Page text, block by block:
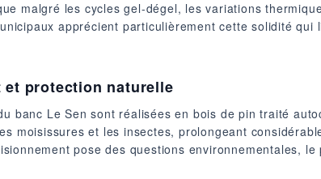
malgré les cycles gel-dégel, les variations
apprécient particulièrement cette solidité
protection naturelle
banc Le Sen sont réalisées en bois de pin traité
moisissures et les insectes, prolongeant
pose des questions environnementales,